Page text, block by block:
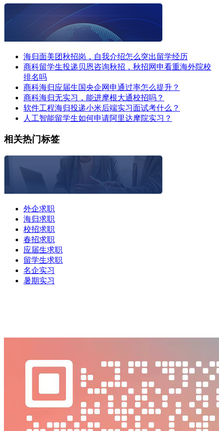
海归面美团秋招岗，自我介绍怎么突出留学经历
商科留学生投递贝恩咨询秋招，秋招网申看重海外院校
排名吗
商科海归应届生国央企网申通过率怎么提升？
商科海归无实习，能进摩根大通校招吗？
软件工程海归投递小米后端实习面试考什么？
人工智能留学生如何申请阿里达摩院实习？
相关热门标签
外企求职
海归求职
校招求职
春招求职
应届生求职
留学生求职
名企实习
暑期实习